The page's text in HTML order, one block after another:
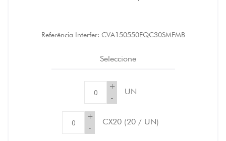
Referência Interfer: CVA150550EQC30SMEMB
Seleccione
+
-
UN
+
-
CX20 (20 / UN)